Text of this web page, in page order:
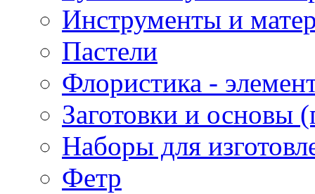
Инструменты и
Пастели
Флористика -
Заготовки и основы
Наборы для
Фетр